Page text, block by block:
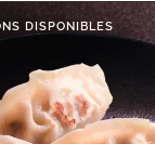
DISPONIBLES